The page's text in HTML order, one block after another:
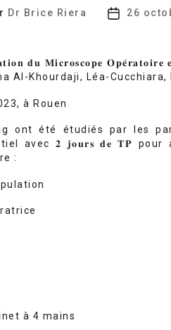
Dr Brice Riera
Date26
𝐝𝐮 𝐌𝐢𝐜𝐫𝐨𝐬𝐜𝐨𝐩𝐞
Al-Khourdaji, Léa-Cucchiara,
à Rouen
ont été étudiés par les
avec 𝟐 𝐣𝐨𝐮𝐫𝐬 𝐝𝐞 𝐓𝐏
:
à 4 mains